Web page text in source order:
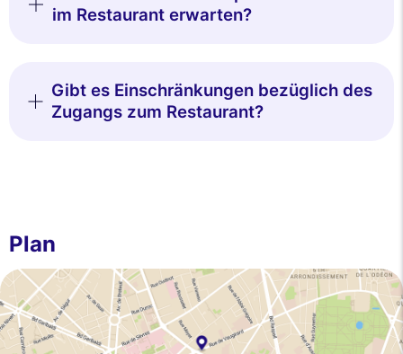
im Restaurant erwarten?
Gibt es Einschränkungen bezüglich des
Zugangs zum Restaurant?
Plan